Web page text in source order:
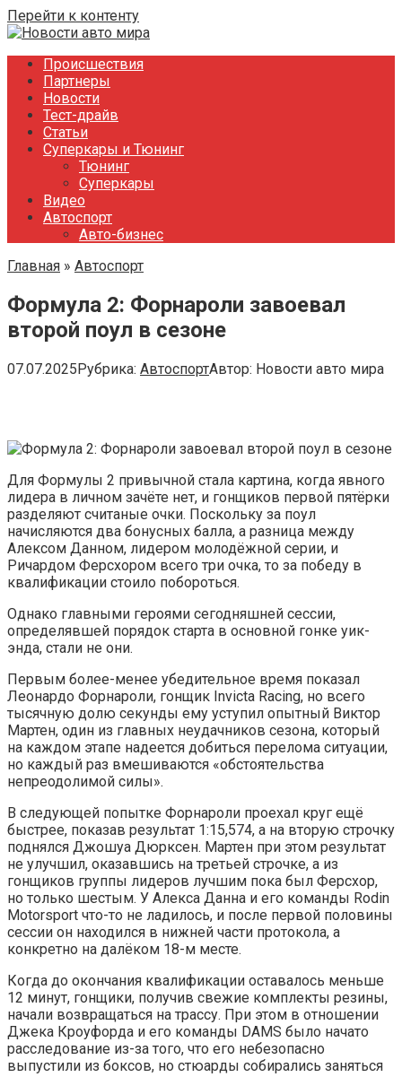
Перейти к контенту
Происшествия
Партнеры
Новости
Тест-драйв
Статьи
Суперкары и Тюнинг
Тюнинг
Суперкары
Видео
Автоспорт
Авто-бизнес
Главная » Автоспорт
Формула 2: Форнароли завоевал
второй поул в сезоне
07.07.2025Рубрика: АвтоспортАвтор: Новости авто мира
Для Формулы 2 привычной стала картина, когда явного
лидера в личном зачёте нет, и гонщиков первой пятёрки
разделяют считаные очки. Поскольку за поул
начисляются два бонусных балла, а разница между
Алексом Данном, лидером молодёжной серии, и
Ричардом Ферсхором всего три очка, то за победу в
квалификации стоило побороться.
Однако главными героями сегодняшней сессии,
определявшей порядок старта в основной гонке уик-
энда, стали не они.
Первым более-менее убедительное время показал
Леонардо Форнароли, гонщик Invicta Racing, но всего
тысячную долю секунды ему уступил опытный Виктор
Мартен, один из главных неудачников сезона, который
на каждом этапе надеется добиться перелома ситуации,
но каждый раз вмешиваются «обстоятельства
непреодолимой силы».
В следующей попытке Форнароли проехал круг ещё
быстрее, показав результат 1:15,574, а на вторую строчку
поднялся Джошуа Дюрксен. Мартен при этом результат
не улучшил, оказавшись на третьей строчке, а из
гонщиков группы лидеров лучшим пока был Ферсхор,
но только шестым. У Алекса Данна и его команды Rodin
Motorsport что-то не ладилось, и после первой половины
сессии он находился в нижней части протокола, а
конкретно на далёком 18-м месте.
Когда до окончания квалификации оставалось меньше
12 минут, гонщики, получив свежие комплекты резины,
начали возвращаться на трассу. При этом в отношении
Джека Кроуфорда и его команды DAMS было начато
расследование из-за того, что его небезопасно
выпустили из боксов, но стюарды собирались заняться